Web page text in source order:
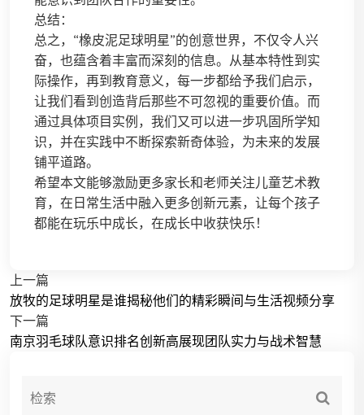
总结：
总之，“橡皮泥足球明星”的创意世界，不仅令人兴
奋，也蕴含着丰富而深刻的信息。从基本特性到实
际操作，再到教育意义，每一步都给予我们启示，
让我们看到创造背后那些不可忽视的重要价值。而
通过具体项目实例，我们又可以进一步巩固所学知
识，并在实践中不断探索新奇体验，为未来的发展
铺平道路。
希望本文能够激励更多家长和老师关注儿童艺术教
育，在日常生活中融入更多创新元素，让每个孩子
都能在玩乐中成长，在成长中收获快乐！
上一篇
放牧的足球明星是谁揭秘他们的精彩瞬间与生活视频分享
下一篇
南京羽毛球队意识排名创新高展现团队实力与战术智慧